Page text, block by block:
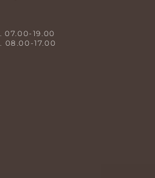
19.00
08.00-17.00